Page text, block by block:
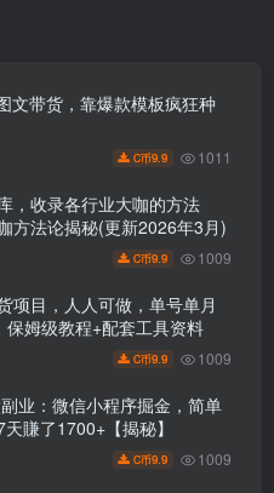
文带货，靠爆款模板疯狂种
C币9.9 1011
，收录各行业大咖的方法
方法论揭秘(更新2026年3月)
C币9.9 1009
项目，人人可做，单号单月
保姆级教程+配套工具资料
C币9.9 1009
业：微信小程序掘金，简单
賺了1700+【揭秘】
C币9.9 1009